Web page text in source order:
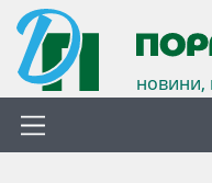
новини,